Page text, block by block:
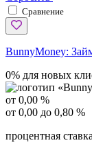
Сравнение
BunnyMoney:
0% для новых
от 0,00 %
от 0,00 до 0,80 %
процентная ставка